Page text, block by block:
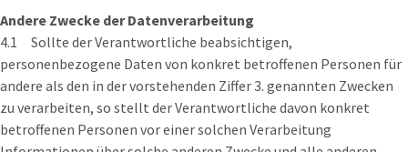
Andere Zwecke der Datenverarbeitung
4.1 Sollte der Verantwortliche beabsichtigen,
personenbezogene Daten von konkret betroffenen Personen für
andere als den in der vorstehenden Ziffer 3. genannten Zwecken
zu verarbeiten, so stellt der Verantwortliche davon konkret
betroffenen Personen vor einer solchen Verarbeitung